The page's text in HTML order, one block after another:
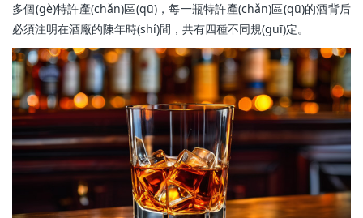
多個(gè)特許產(chǎn)區(qū)，每一瓶特許產(chǎn)區(qū)的酒背后
必須注明在酒廠的陳年時(shí)間，共有四種不同規(guī)定。